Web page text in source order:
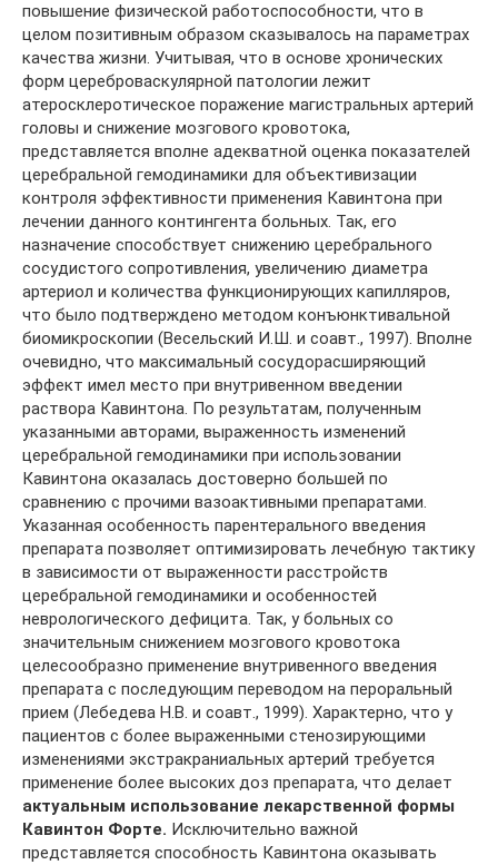
повышение физической работоспособности, что в
целом позитивным образом сказывалось на параметрах
качества жизни. Учитывая, что в основе хронических
форм цереброваскулярной патологии лежит
атеросклеротическое поражение магистральных артерий
головы и снижение мозгового кровотока,
представляется вполне адекватной оценка показателей
церебральной гемодинамики для объективизации
контроля эффективности применения Кавинтона при
лечении данного контингента больных. Так, его
назначение способствует снижению церебрального
сосудистого сопротивления, увеличению диаметра
артериол и количества функционирующих капилляров,
что было подтверждено методом конъюнктивальной
биомикроскопии (Весельский И.Ш. и соавт., 1997). Вполне
очевидно, что максимальный сосудорасширяющий
эффект имел место при внутривенном введении
раствора Кавинтона. По результатам, полученным
указанными авторами, выраженность изменений
церебральной гемодинамики при использовании
Кавинтона оказалась достоверно большей по
сравнению с прочими вазоактивными препаратами.
Указанная особенность парентерального введения
препарата позволяет оптимизировать лечебную тактику
в зависимости от выраженности расстройств
церебральной гемодинамики и особенностей
неврологического дефицита. Так, у больных со
значительным снижением мозгового кровотока
целесообразно применение внутривенного введения
препарата с последующим переводом на пероральный
прием (Лебедева Н.В. и соавт., 1999). Характерно, что у
пациентов с более выраженными стенозирующими
изменениями экстракраниальных артерий требуется
применение более высоких доз препарата, что делает
актуальным использование лекарственной формы
Кавинтон Форте. Исключительно важной
представляется способность Кавинтона оказывать